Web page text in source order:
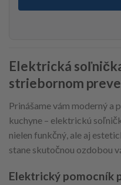
Elektrická
striebornom
Prinášame vám moderný
kuchyne – elektrickú
nielen funkčný, ale aj
stane skutočnou ozdobou
Elektrický pomocník